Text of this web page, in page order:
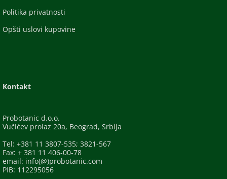
Politika privatnosti
Opšti uslovi kupovine
Kontakt
Probotanic d.o.o.
Vučićev prolaz 20a, Beograd, Srbija
Tel: +381 11 3807-535; 3821-567
Fax: + 381 11 406-00-78
email: info(@)probotanic.com
PIB: 112295056